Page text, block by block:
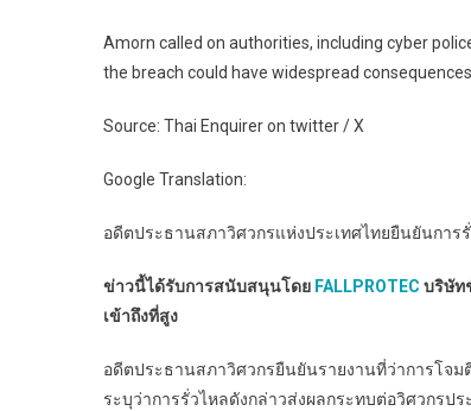
Amorn called on authorities, including cyber
the breach could have widespread
Source: Thai Enquirer on twitter / X
Google Translation:
อดีตประธานสภาวิศวกรแห่งประเทศไทยยืนยันการ
ข่าวนี้ได้รับการสนับสนุนโดย FALLPROTEC บริษัท
เข้าถึงที่สูง
อดีตประธานสภาวิศวกรยืนยันรายงานที่ว่าการโจม
ระบุว่าการรั่วไหลดังกล่าวส่งผลกระทบต่อวิศวกรป